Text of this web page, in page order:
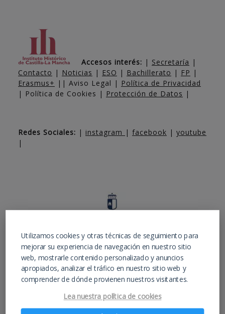
Accesos interés: | Secretaría |
Contacto | Noticias | ESO | Bachillerato | FP |
Erasmus+ || Aviso Legal | Política de Privacidad
| Política de Cookies | Protección de Datos |
Redes Sociales: | instagram | facebook | youtube
|
Utilizamos cookies y otras técnicas de seguimiento para
mejorar su experiencia de navegación en nuestro sitio
web, mostrarle contenido personalizado y anuncios
apropiados, analizar el tráfico en nuestro sitio web y
comprender de dónde provienen nuestros visitantes.
Lea nuestra política de cookies